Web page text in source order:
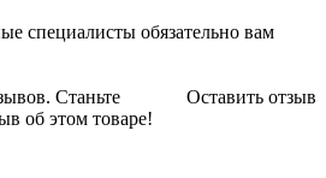
специалисты обязательно вам
Оставить отзыв
Станьте
об этом товаре!